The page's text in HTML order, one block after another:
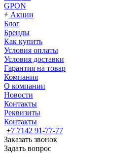
GPON
Акции
Блог
Бренды
Как купить
Условия оплаты
Условия доставки
Гарантия на товар
Компания
О компании
Новости
Контакты
Реквизиты
Контакты
+7 7142 91-77-77
Заказать звонок
Задать вопрос